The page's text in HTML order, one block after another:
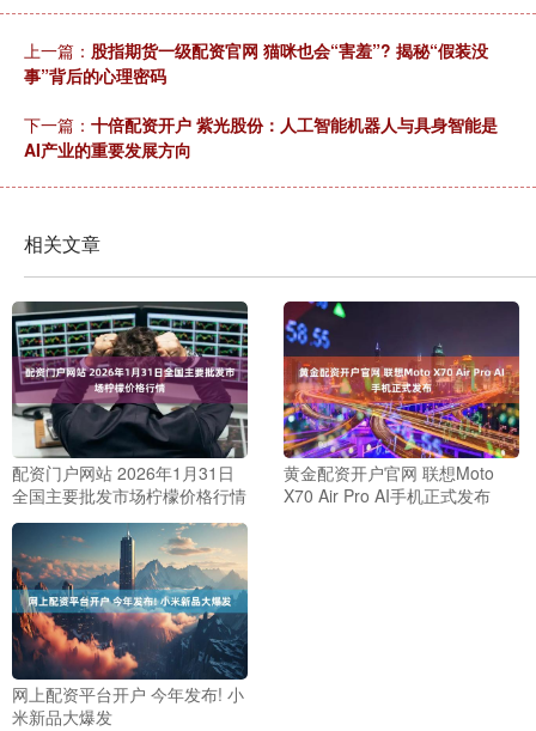
上一篇： 股指期货一级配资官网 猫咪也会“害羞”? 揭秘“假装没
事”背后的心理密码
下一篇： 十倍配资开户 紫光股份：人工智能机器人与具身智能是
AI产业的重要发展方向
相关文章
配资门户网站 2026年1月31日
全国主要批发市场柠檬价格行情
黄金配资开户官网 联想Moto
X70 Air Pro AI手机正式发布
网上配资平台开户 今年发布! 小
米新品大爆发